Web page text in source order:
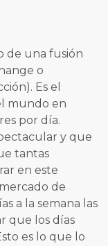
de una fusión
o
Es el
mundo en
por día.
y que
tantas
en este
de
a la semana las
que los días
es lo que lo